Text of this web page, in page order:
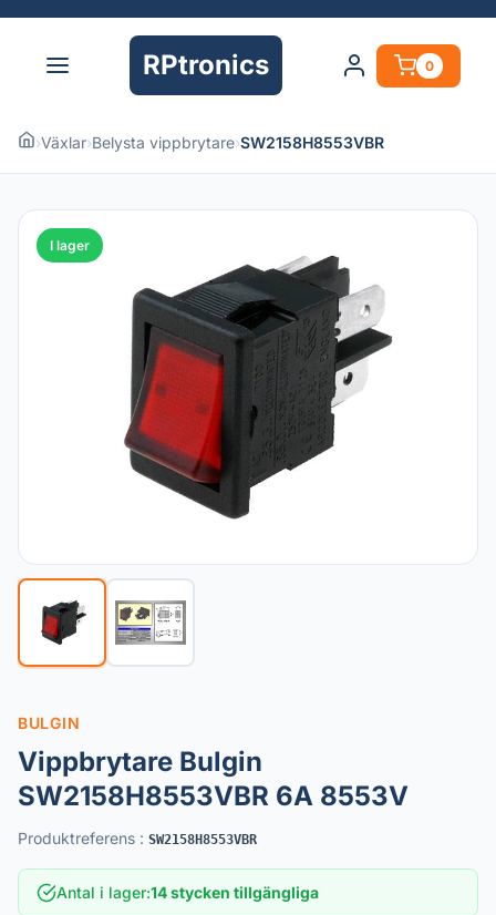
RPtronics 0
›Växlar›Belysta vippbrytare›SW2158H8553VBR
I lager
BULGIN
Vippbrytare Bulgin
SW2158H8553VBR 6A 8553V
Produktreferens : SW2158H8553VBR
Antal i lager:14 stycken tillgängliga